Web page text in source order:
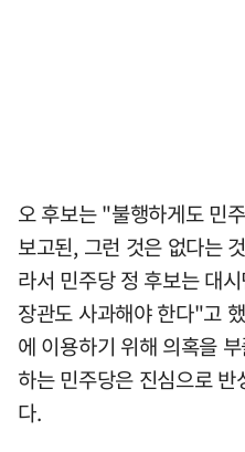
오 후보는 "불행하게도 민
보고된, 그런 것은 없다는
라서 민주당 정 후보는 대
장관도 사과해야 한다"고
에 이용하기 위해 의혹을
하는 민주당은 진심으로
다.